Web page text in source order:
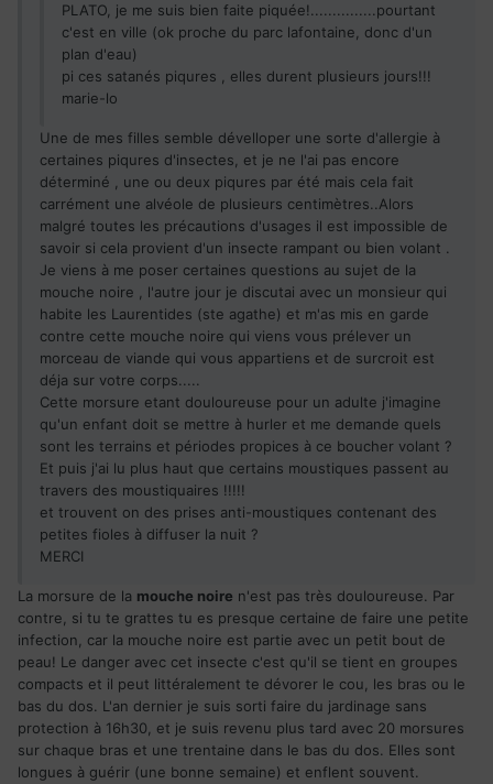
PLATO, je me suis bien faite piquée!...............pourtant
c'est en ville (ok proche du parc lafontaine, donc d'un
plan d'eau)
pi ces satanés piqures , elles durent plusieurs jours!!!
marie-lo
Une de mes filles semble dévelloper une sorte d'allergie à
certaines piqures d'insectes, et je ne l'ai pas encore
déterminé , une ou deux piqures par été mais cela fait
carrément une alvéole de plusieurs centimètres..Alors
malgré toutes les précautions d'usages il est impossible de
savoir si cela provient d'un insecte rampant ou bien volant .
Je viens à me poser certaines questions au sujet de la
mouche noire , l'autre jour je discutai avec un monsieur qui
habite les Laurentides (ste agathe) et m'as mis en garde
contre cette mouche noire qui viens vous prélever un
morceau de viande qui vous appartiens et de surcroit est
déja sur votre corps.....
Cette morsure etant douloureuse pour un adulte j'imagine
qu'un enfant doit se mettre à hurler et me demande quels
sont les terrains et périodes propices à ce boucher volant ?
Et puis j'ai lu plus haut que certains moustiques passent au
travers des moustiquaires !!!!!
et trouvent on des prises anti-moustiques contenant des
petites fioles à diffuser la nuit ?
MERCI
La morsure de la mouche noire n'est pas très douloureuse. Par
contre, si tu te grattes tu es presque certaine de faire une petite
infection, car la mouche noire est partie avec un petit bout de
peau! Le danger avec cet insecte c'est qu'il se tient en groupes
compacts et il peut littéralement te dévorer le cou, les bras ou le
bas du dos. L'an dernier je suis sorti faire du jardinage sans
protection à 16h30, et je suis revenu plus tard avec 20 morsures
sur chaque bras et une trentaine dans le bas du dos. Elles sont
longues à guérir (une bonne semaine) et enflent souvent.